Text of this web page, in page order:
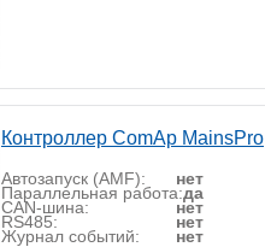
Контроллер ComAp MainsPro
Автозапуск (AMF): нет
Параллельная работа:да
CAN-шина: нет
RS485: нет
Журнал событий: нет